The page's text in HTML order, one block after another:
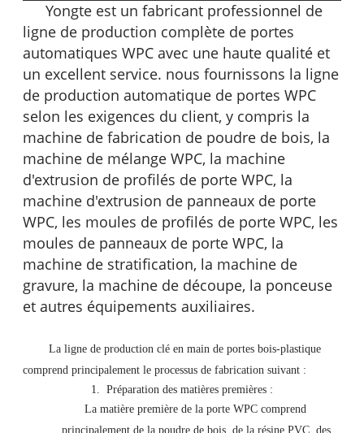
Yongte est un fabricant professionnel de
ligne de production complète de portes
automatiques WPC avec une haute qualité et
un excellent service. nous fournissons la ligne
de production automatique de portes WPC
selon les exigences du client, y compris la
machine de fabrication de poudre de bois, la
machine de mélange WPC, la machine
d'extrusion de profilés de porte WPC, la
machine d'extrusion de panneaux de porte
WPC, les moules de profilés de porte WPC, les
moules de panneaux de porte WPC, la
machine de stratification, la machine de
gravure, la machine de découpe, la ponceuse
et autres équipements auxiliaires.
La ligne de production clé en main de portes bois-plastique
comprend principalement le processus de fabrication suivant :
1. Préparation des matières premières :
La matière première de la porte WPC comprend
principalement de la poudre de bois, de la résine PVC, des